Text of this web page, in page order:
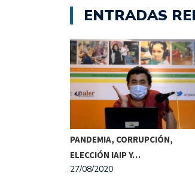
ENTRADAS
PANDEMIA, CORRUPCIÓN,
ELECCIÓN IAIP Y…
27/08/2020